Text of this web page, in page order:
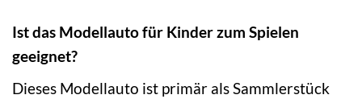
Ist das Modellauto für Kinder zum Spielen
geeignet?
Dieses Modellauto ist primär als Sammlerstück